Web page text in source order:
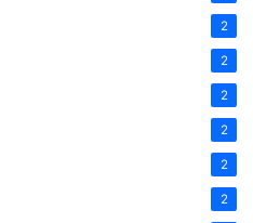
2
2
2
2
2
2